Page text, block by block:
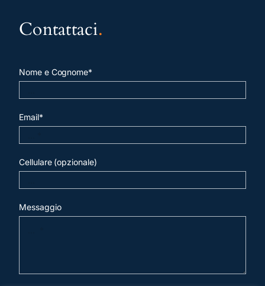
Contattaci.
Nome e Cognome*
Email*
Cellulare (opzionale)
Messaggio